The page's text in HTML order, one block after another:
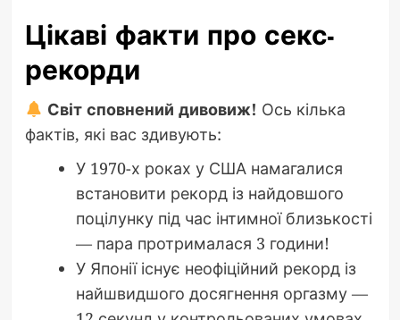
Цікаві факти про секс-
рекорди
Світ сповнений дивовиж! Ось кілька
фактів, які вас здивують:
У 1970-х роках у США намагалися
встановити рекорд із найдовшого
поцілунку під час інтимної близькості
— пара протрималася 3 години!
У Японії існує неофіційний рекорд із
найшвидшого досягнення оргазму —